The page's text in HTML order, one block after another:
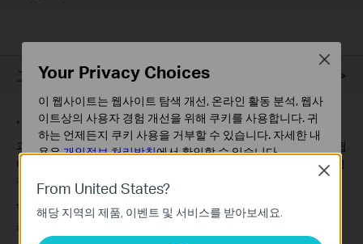
고객지원
*
180일의 배터리 사용 시간은 TP-Link 실험 조건에 따라 산출한 결
과입니다. 사용 시간에는 녹화 시간과 라이브 뷰 시청 시간이 포함됩
니다. 실제 배터리 사용 시간은 장치 설정, 사용량, 공유기 사양, 환경
적 요인에 따라 달라질 수 있습니다.
†
microSD 카드는 별도로 구매해야 합니다. 실제 저장 용량은 사용
하는 microSD 카드의 용량에 좌우됩니다.
From United States?
해당 지역의 제품, 이벤트 및 서비스를 받아보세요.
Close
Your Privacy Choices
이 웹사이트는 웹사이트 탐색 개선, 온라인 활동 분석, 웹사
이트상의 사용자 경험 개선을 위해 쿠키를 사용합니다. 귀
하는 언제든지 쿠키 사용을 거부할 수 있습니다. 자세한 내
용은개인정보 처리방침에서 확인할 수 있습니다.
이 쿠키는 웹사이트가 작동하는 데 필요하며 사용자의 시
스템에서 비활성화할 수 없습니다.
Close